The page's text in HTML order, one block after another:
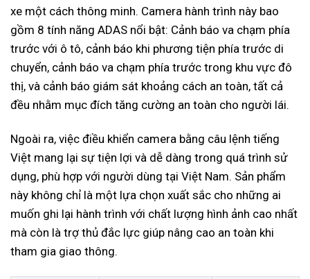
xe một cách thông minh. Camera hành trình này bao
gồm 8 tính năng ADAS nổi bật: Cảnh báo va chạm phía
trước với ô tô, cảnh báo khi phương tiện phía trước di
chuyển, cảnh báo va chạm phía trước trong khu vực đô
thị, và cảnh báo giám sát khoảng cách an toàn, tất cả
đều nhằm mục đích tăng cường an toàn cho người lái.
Ngoài ra, việc điều khiển camera bằng câu lệnh tiếng
Việt mang lại sự tiện lợi và dễ dàng trong quá trình sử
dụng, phù hợp với người dùng tại Việt Nam. Sản phẩm
này không chỉ là một lựa chọn xuất sắc cho những ai
muốn ghi lại hành trình với chất lượng hình ảnh cao nhất
mà còn là trợ thủ đắc lực giúp nâng cao an toàn khi
tham gia giao thông.